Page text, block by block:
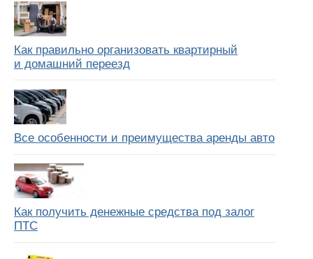
Как правильно организовать квартирный
и домашний переезд
Все особенности и преимущества аренды авто
Как получить денежные средства под залог
ПТС